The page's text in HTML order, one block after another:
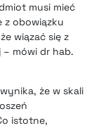
musi mieć
z obowiązku
wiązać się z
mówi dr hab.
że w skali
istotne,